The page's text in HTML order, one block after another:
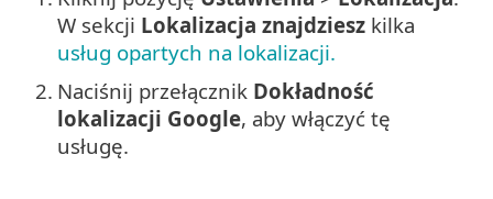
W sekcji Lokalizacja znajdziesz kilka
usług opartych na lokalizacji.
2. Naciśnij przełącznik Dokładność
lokalizacji Google, aby włączyć tę
usługę.